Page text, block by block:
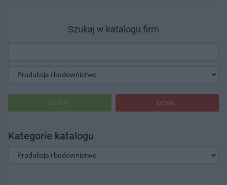
Szukaj w katalogu firm
DODAJ
SZUKAJ
Kategorie katalogu